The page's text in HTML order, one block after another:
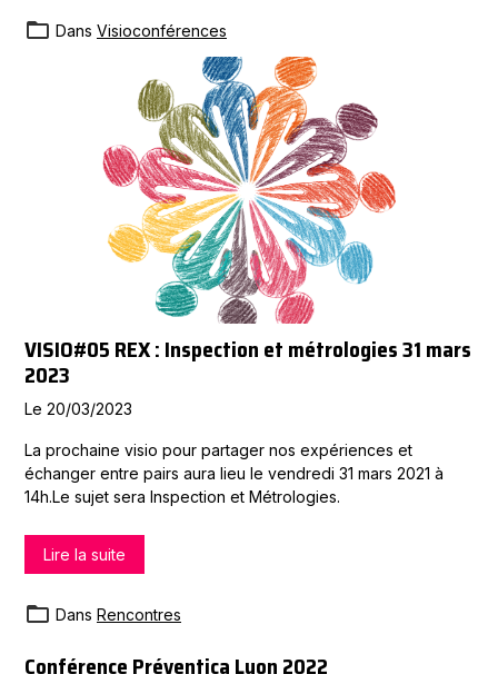
Dans Visioconférences
VISIO#05 REX : Inspection et métrologies 31 mars
2023
Le 20/03/2023
La prochaine visio pour partager nos expériences et
échanger entre pairs aura lieu le vendredi 31 mars 2021 à
14h.Le sujet sera Inspection et Métrologies.
Lire la suite
Dans Rencontres
Conférence Préventica Lyon 2022